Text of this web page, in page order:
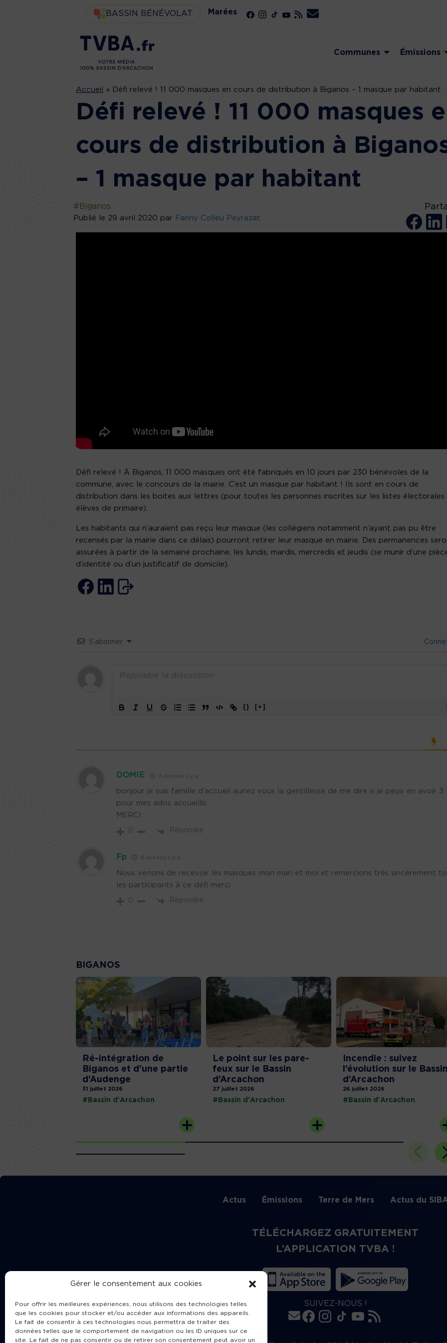
Gérer le consentement aux cookies
Pour offrir les meilleures expériences, nous utilisons des technologies telles
que les cookies pour stocker et/ou accéder aux informations des appareils.
Le fait de consentir à ces technologies nous permettra de traiter des
données telles que le comportement de navigation ou les ID uniques sur ce
site. Le fait de ne pas consentir ou de retirer son consentement peut avoir un
BASSIN BÉNÉVOLAT Marées
Communes Émissions
Accueil » Défi relevé ! 11 000 masques en cours de distribution à Biganos – 1 masque par habitant
Défi relevé ! 11 000 masques
cours de distribution à
– 1 masque par habitant
#Biganos
Publié le 29 avril 2020 par Fanny Colleu Peyrazat
Défi relevé ! À Biganos, 11 000 masques ont été fabriqués en 10 jours par 230 bénévoles de la
commune, avec le concours de la mairie. C’est un masque par habitant ! Ils sont en cours de
distribution dans les boites aux lettres (pour toutes les personnes inscrites sur les listes électorales
élèves de primaire).
Les habitants qui n’auraient pas reçu leur masque (les collégiens notamment n’ayant pas pu être
recensés par la mairie dans ce délais) pourront retirer leur masque en mairie. Des permanences
assurées à partir de la semaine prochaine, les lundis, mardis, mercredis et jeudis (se munir d’une
d’identité ou d’un justificatif de domicile).
S’abonner
{} [+]
DOMIE 6 années il y a
bonjour je suis famille d’accueil auriez vous la gentillesse de me dire si je peux en avoir 3
pour mes ados accueillis
MERCI
0 Répondre
Fp 6 années il y a
Nous venons de recevoir les masques mon mari et moi et remercions très sincèrement
les participants à ce défi merci
0 Répondre
BIGANOS
Ré-intégration de
Biganos et d’une partie
d’Audenge
31 juillet 2026
#Bassin d'Arcachon
Le point sur les pare-
feux sur le Bassin
d’Arcachon
27 juillet 2026
#Bassin d'Arcachon
Incendie : suivez
l’évolution sur le
d’Arcachon
26 juillet 2026
#Bassin d'Arcachon
Actus Émissions Terre de Mers Actus du
TÉLÉCHARGEZ GRATUITEMENT
L’APPLICATION TVBA !
SUIVEZ-NOUS !